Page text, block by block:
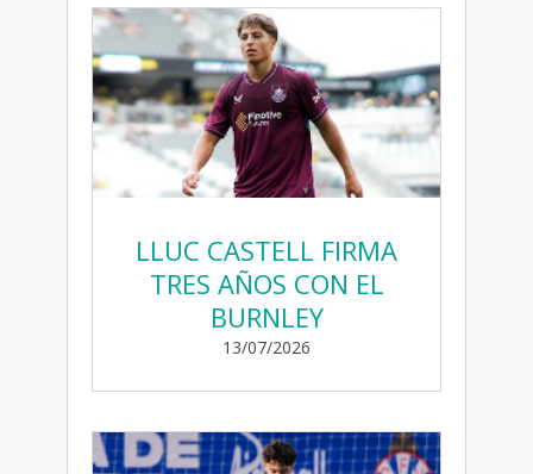
LLUC CASTELL FIRMA
TRES AÑOS CON EL
BURNLEY
13/07/2026